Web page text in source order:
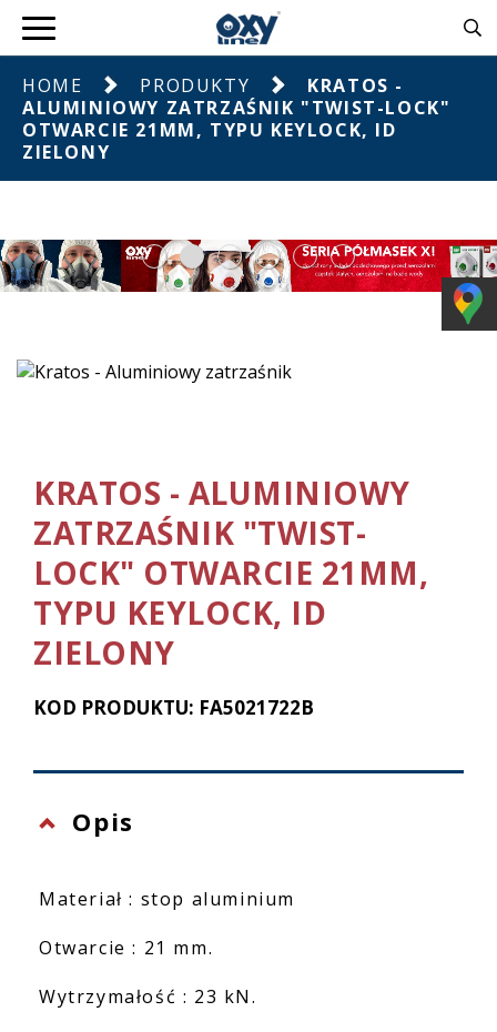
HOME PRODUKTY
KRATOS -
ALUMINIOWY ZATRZAŚNIK "TWIST-LOCK"
OTWARCIE 21MM, TYPU KEYLOCK, ID
ZIELONY
KRATOS - ALUMINIOWY
ZATRZAŚNIK "TWIST-
LOCK" OTWARCIE 21MM,
TYPU KEYLOCK, ID
ZIELONY
KOD PRODUKTU: FA5021722B
Opis
Materiał : stop aluminium
Otwarcie : 21 mm.
Wytrzymałość : 23 kN.